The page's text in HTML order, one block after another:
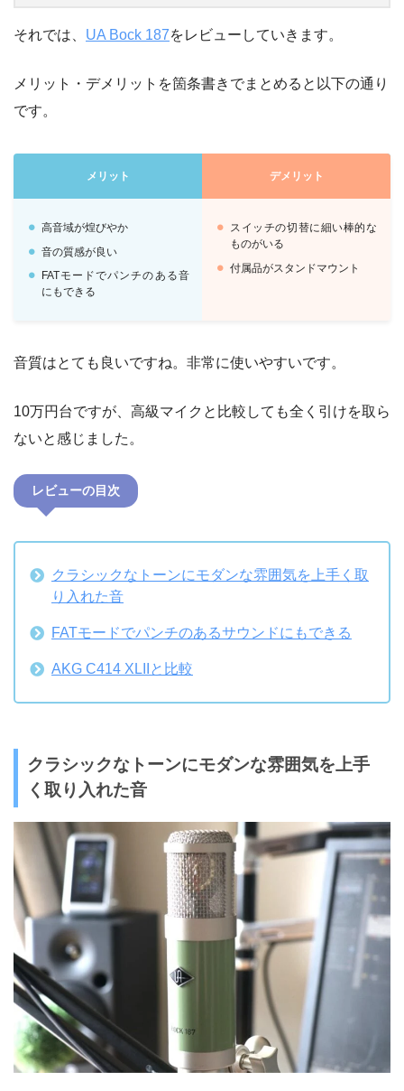
それでは、 UA Bock 187をレビューしていきます。
メリット・デメリットを箇条書きでまとめると以下の通り
です。
メリット デメリット
高音域が煌びやか
音の質感が良い
FATモードでパンチのある音
にもできる
スイッチの切替に細い棒的な
ものがいる
付属品がスタンドマウント
音質はとても良いですね。非常に使いやすいです。
10万円台ですが、高級マイクと比較しても全く引けを取ら
ないと感じました。
レビューの目次
クラシックなトーンにモダンな雰囲気を上手く取
り入れた音
FATモードでパンチのあるサウンドにもできる
AKG C414 XLIIと比較
クラシックなトーンにモダンな雰囲気を上手
く取り入れた音